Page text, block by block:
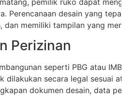
Perencanaan desain yang tepat
dan memiliki tampilan yang
Perizinan
seperti PBG atau IMB
dilakukan secara legal sesuai
dokumen desain, data